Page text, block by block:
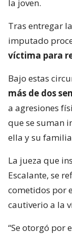
la joven.
Tras entregar
imputado
víctima para
Bajo estas
más de dos
a agresiones
que se suman
ella y su
La jueza que
Escalante, se
cometidos por
cautiverio a la
“Se otorgó por